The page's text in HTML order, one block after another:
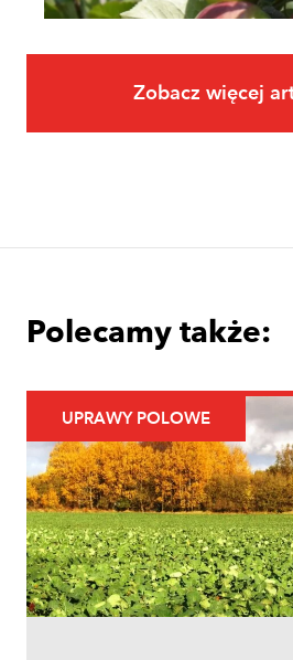
Uprawy polowe
Łokaś garbatek – jak
szkodnika i ograniczyć
Zobacz więcej
Polecamy także:
UPRAWY POLOWE